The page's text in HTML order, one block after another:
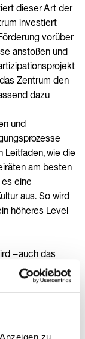
zu
dieser Art der
investiert
vorüber
anstoßen und
Zentrum den
dazu
und
Leitfaden, wie die
am besten
eine
aus. So wird
höheres Level
– auch das
selbst
grundsätzlichen
und kann im